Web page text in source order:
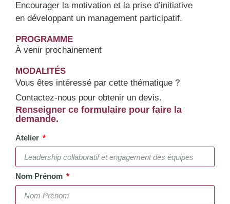
Encourager la motivation et la prise d’initiative
en développant un management participatif.
PROGRAMME
À venir prochainement
MODALITÉS
Vous êtes intéressé par cette thématique ?
Contactez-nous pour obtenir un devis.
Renseigner ce formulaire pour faire la
demande.
Atelier
Nom Prénom